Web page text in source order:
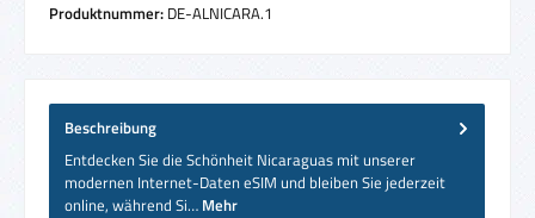
Produktnummer: DE-ALNICARA.1
Beschreibung
Entdecken Sie die Schönheit Nicaraguas mit unserer
modernen Internet-Daten eSIM und bleiben Sie jederzeit
online, während Si… Mehr